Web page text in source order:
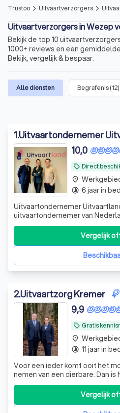
Trustoo arrow_forward_ios Uitvaartverzorgers arrow_forward_ios
Uitvaartverzorgers in Wezep
Bekijk de top 10
1000+ reviews en een
Bekijk, vergelijk & bespaar.
Alle diensten Begrafenis(12)
1.Uitvaartondernemer
local_offer Direct
10,0
Uitvaartondernemer
uitvaartondernemer van Nederland.
beoordelen onze dienstverlening
toegewijd team van
begeleiding en zorgvuldige
stap van het uitvaartproces.
Vergelijk
place
timelapse 6 jaar in
2.Uitvaartzorg Kremer
local_offer Gratis
9,9
Voor een ieder komt ooit het
nemen van een dierbare. Dan
bijgestaan door een betrokken
uitvaartverzorgers. Samen met
waarbij uw wensen en eigen
rust bekijken we de
Vergelijk
place
timelapse 11 jaar in